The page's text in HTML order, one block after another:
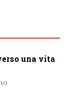
una vita